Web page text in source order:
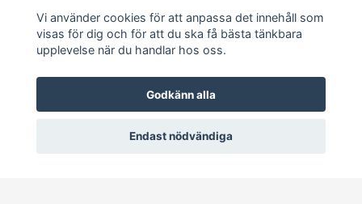
Vi använder cookies för att anpassa det innehåll som
visas för dig och för att du ska få bästa tänkbara
upplevelse när du handlar hos oss.
Godkänn alla
Endast nödvändiga